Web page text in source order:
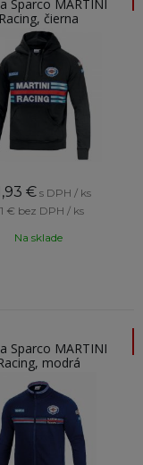
Sparco MARTINI
Racing, čierna
€ s DPH / ks
€ bez DPH / ks
Na sklade
Sparco MARTINI
modrá